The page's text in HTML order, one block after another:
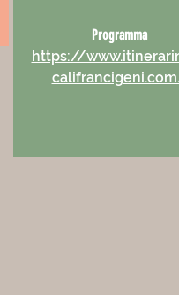
Programma
https://